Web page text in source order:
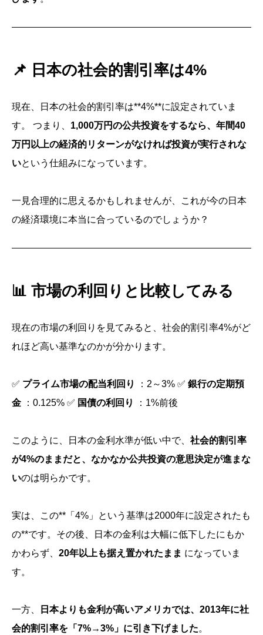
📌 日本の社会的割引率は4%
現在、日本の社会的割引率は**4%**に設定されていま
す。 つまり、 1,000万円の公共投資をするなら、年間40
万円以上の経済的リターンがなければ投資が実行されな
いという仕組みになっています。
一見合理的に思えるかもしれませんが、これが今の日本
の経済環境に本当に合っているのでしょうか？
📊 市場の利回りと比較してみる
現在の市場の利回りを見てみると、社会的割引率4%がど
れほど高い基準なのかが分かります。
✅ プライム市場の配当利回り ：2～3% ✅ 銀行の定期預
金 ：0.125% ✅ 国債の利回り ：1%前後
このように、日本の金利水準が低い中で、 社会的割引率
が4%のままだと、なかなか公共投資の意思決定が進まな
いのは明らかです。
実は、この**「4%」という基準は2000年に設定されたも
の**です。その後、日本の金利は大幅に低下したにもか
かわらず、 20年以上も据え置かれたまま になっていま
す。
一方、
日本よりも金利が高いアメリカでは、2013年に社
会的割引率を「7%→3%」に引き下げました。